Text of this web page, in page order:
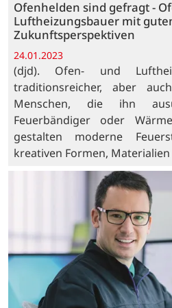
Ofenhelden sind gefragt -
Luftheizungsbauer mit
Zukunftsperspektiven
24.01.2023
(djd). Ofen- und
traditionsreicher, aber
Menschen, die ihn
Feuerbändiger oder
gestalten moderne
kreativen Formen,